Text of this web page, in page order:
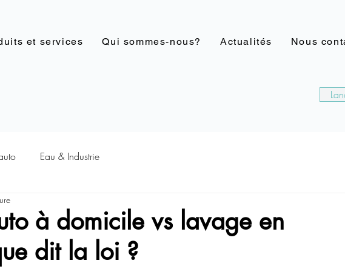
et services Qui sommes-nous? Actualités Nous
Eau & Industrie
à domicile vs lavage en
dit la loi ?